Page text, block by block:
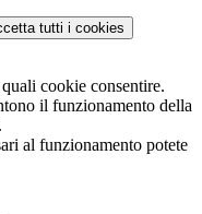
tutti i cookies
cookie consentire.
il funzionamento della
al funzionamento potete